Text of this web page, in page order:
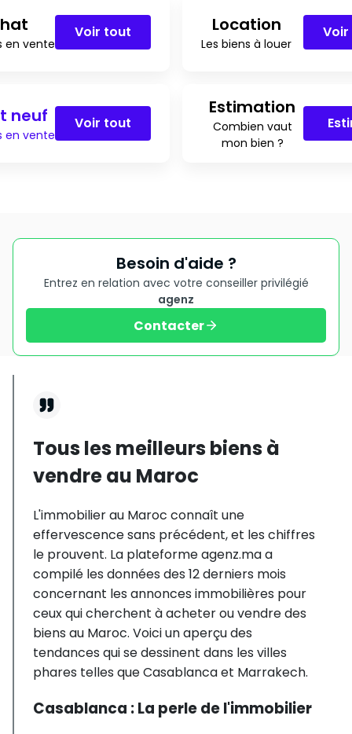
en vente
Voir tout Location
Les biens à louer
neuf
en vente
Voir tout
Estimation
Combien vaut
mon bien ?
Besoin d'aide ?
Entrez en relation avec votre conseiller privilégié
agenz
Contacter
Tous les meilleurs biens à
vendre au Maroc
L'immobilier au Maroc connaît une
effervescence sans précédent, et les chiffres
le prouvent. La plateforme agenz.ma a
compilé les données des 12 derniers mois
concernant les annonces immobilières pour
ceux qui cherchent à acheter ou vendre des
biens au Maroc. Voici un aperçu des
tendances qui se dessinent dans les villes
phares telles que Casablanca et Marrakech.
Casablanca : La perle de l'immobilier